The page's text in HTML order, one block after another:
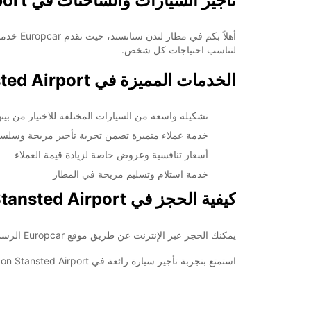
لتناسب احتياجات كل شخص.
الخدمات المميزة في Europcar London Stansted Airport
تشكيلة واسعة من السيارات المختلفة للاختيار من
خدمة عملاء متميزة تضمن تجربة تأجير مريحة
أسعار تنافسية وعروض خاصة لزيادة قيمة العملاء
خدمة استلام وتسليم مريحة في المطار
كيفية الحجز في Europcar London Stansted Airport
يمكنك الحجز عبر الإنترنت عن طريق موقع Europcar الرسمي أو عبر تطبيق الجوال الخاص بهم. يمكنك أيضًا الاتصال بالفرع في المطار مباشرة للحجز والاستفسار.
استمتع بتجربة تأجير سيارة رائعة في London Stansted Airport مع Europcar. اختر السيارة التي تناسب احتياجاتك واستمتع برحلتك بأمان وراحة.